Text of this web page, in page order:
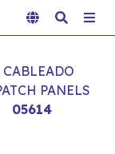
PANELS
05614